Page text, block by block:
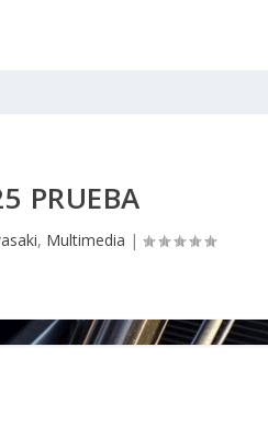
PRUEBA
, Multimedia |